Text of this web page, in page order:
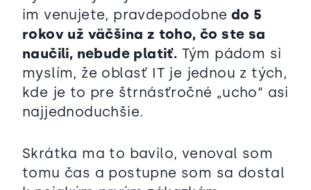
im venujete, pravdepodobne do 5
rokov už väčšina z toho, čo ste sa
naučili, nebude platiť. Tým pádom si
myslím, že oblasť IT je jednou z tých,
kde je to pre štrnásťročné „ucho“ asi
najjednoduchšie.
Skrátka ma to bavilo, venoval som
tomu čas a postupne som sa dostal